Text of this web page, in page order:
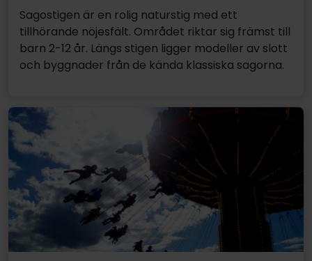
Sagostigen är en rolig naturstig med ett
tillhörande nöjesfält. Området riktar sig främst till
barn 2-12 år. Längs stigen ligger modeller av slott
och byggnader från de kända klassiska sagorna.